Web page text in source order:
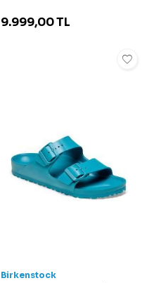
9.999,00TL
Birkenstock